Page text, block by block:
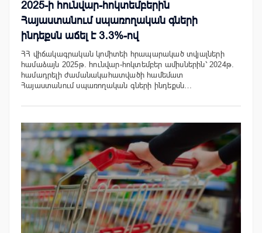
2025-ի հունվար-հոկտեմբերին
Հայաստանում սպառողական գների
ինդեքսն աճել է 3․3%-ով
ՀՀ վիճակագրական կոմիտեի հրապարակած տվյալների
համաձայն 2025թ. հունվար-հոկտեմբեր ամիսներին՝ 2024թ.
համադրելի ժամանակահատվածի համեմատ
Հայաստանում սպառողական գների ինդեքսն…